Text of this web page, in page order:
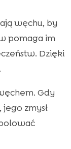
węchu, by
pomaga im
Dzięki
Gdy
zmysł